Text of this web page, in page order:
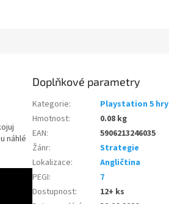
náhlé
Doplňkové parametry
Kategorie:
Playstation 5 hry
Hmotnost:
0.08 kg
EAN:
5906213246035
Žánr:
Strategie
Lokalizace:
Angličtina
PEGI:
7
Dostupnost:
12+ ks